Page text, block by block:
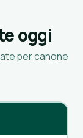
oggi
per canone